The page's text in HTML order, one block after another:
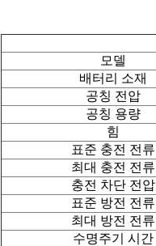
모델
배터리 소재
공칭 전압
공칭 용량
힘
표준 충전 전류
최대 충전 전류
충전 차단 전압
표준 방전 전류
최대 방전 전류
수명주기 시간